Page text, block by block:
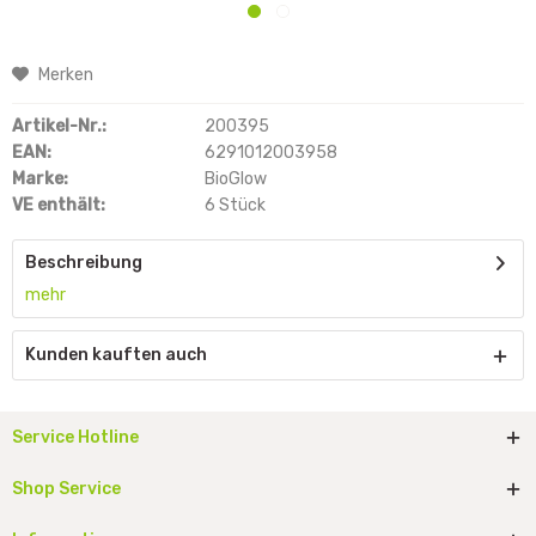
Merken
Artikel-Nr.:
200395
EAN:
6291012003958
Marke:
BioGlow
VE enthält:
6 Stück
Beschreibung
mehr
Kunden kauften auch
Service Hotline
Shop Service